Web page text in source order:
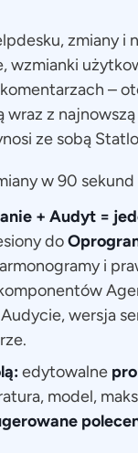
zmiany i
wzmianki
–
z
ze sobą
w 90 sekund
+ Audyt =
do
i
wersja
edytowalne
model,